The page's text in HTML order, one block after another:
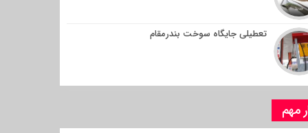
تعطیلی جایگاه سوخت بندرمقام
مهم